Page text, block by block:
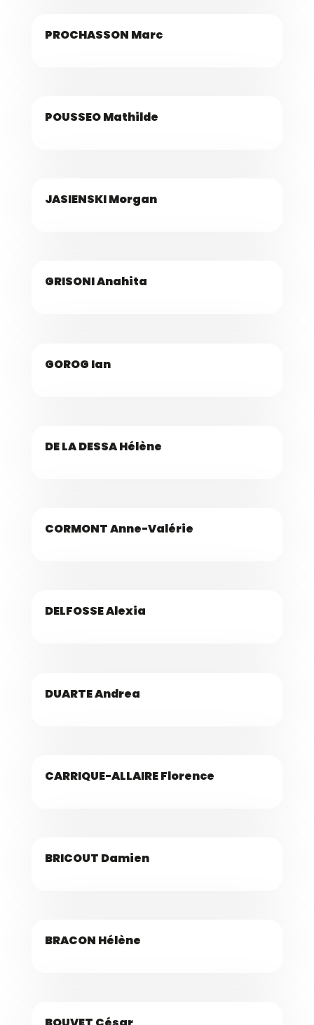
PROCHASSON Marc
POUSSEO Mathilde
JASIENSKI Morgan
GRISONI Anahita
GOROG Ian
DE LA DESSA Hélène
CORMONT Anne-Valérie
DELFOSSE Alexia
DUARTE Andrea
CARRIQUE-ALLAIRE Florence
BRICOUT Damien
BRACON Hélène